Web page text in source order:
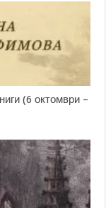
(6 октомври –